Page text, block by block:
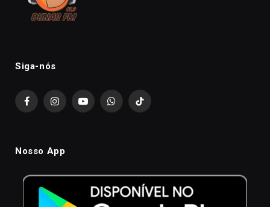
Siga-nós
FacebookInstagramYouTubeWhatsAppTikTok
Nosso App